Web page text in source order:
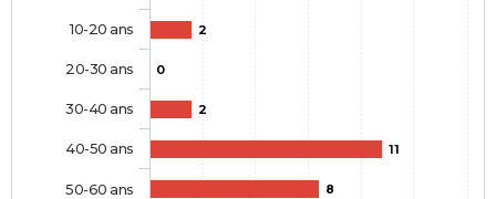
2
0
2
11
8
10-20 ans
20-30 ans
30-40 ans
40-50 ans
50-60 ans